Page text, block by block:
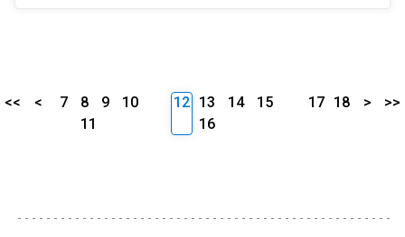
<< < 7 8 9
10
11
12 13 14
15
16
17 18 > >>